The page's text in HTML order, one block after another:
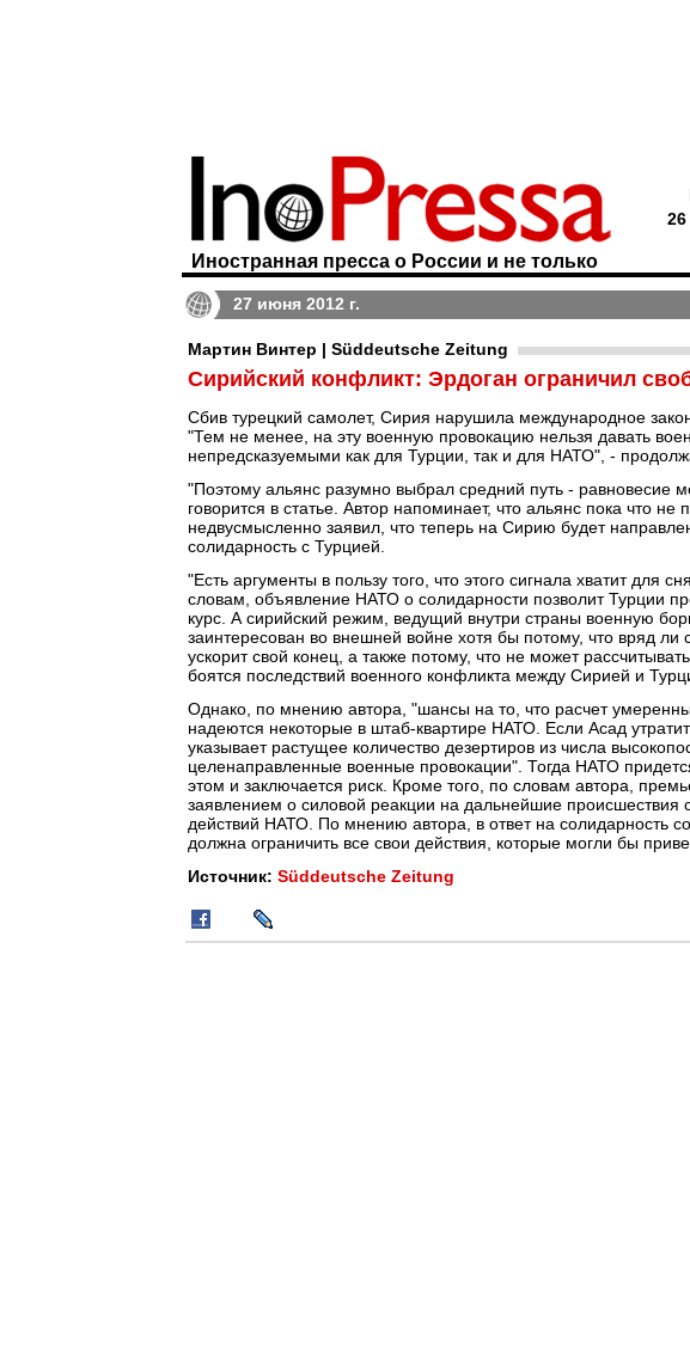
Иностранная пресса о России и не только
26
27 июня 2012 г.
Мартин Винтер | Süddeutsche Zeitung
Сирийский конфликт: Эрдоган ограничил
Сбив турецкий самолет, Сирия нарушила международное
"Тем не менее, на эту военную провокацию нельзя давать
непредсказуемыми как для Турции, так и для НАТО", -
"Поэтому альянс разумно выбрал средний путь - равновесие
говорится в статье. Автор напоминает, что альянс пока что
недвусмысленно заявил, что теперь на Сирию будет
солидарность с Турцией.
"Есть аргументы в пользу того, что этого сигнала хватит для
словам, объявление НАТО о солидарности позволит Турции
курс. А сирийский режим, ведущий внутри страны военную
заинтересован во внешней войне хотя бы потому, что вряд ли
ускорит свой конец, а также потому, что не может
боятся последствий военного конфликта между Сирией и
Однако, по мнению автора, "шансы на то, что расчет
надеются некоторые в штаб-квартире НАТО. Если Асад
указывает растущее количество дезертиров из числа
целенаправленные военные провокации". Тогда НАТО
этом и заключается риск. Кроме того, по словам автора,
заявлением о силовой реакции на дальнейшие происшествия
действий НАТО. По мнению автора, в ответ на солидарность
должна ограничить все свои действия, которые могли бы
Источник: Süddeutsche Zeitung